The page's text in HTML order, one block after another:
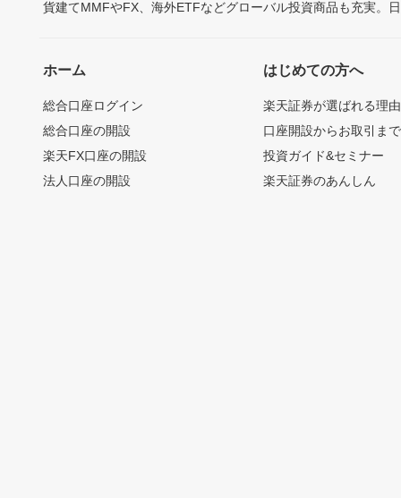
貨建てMMFやFX、海外ETFなどグローバル投資商品も充実。
ホーム
総合口座ログイン
総合口座の開設
楽天FX口座の開設
法人口座の開設
はじめての方へ
楽天証券が選ばれる理由
口座開設からお取引ま
投資ガイド&セミナー
楽天証券のあんしん